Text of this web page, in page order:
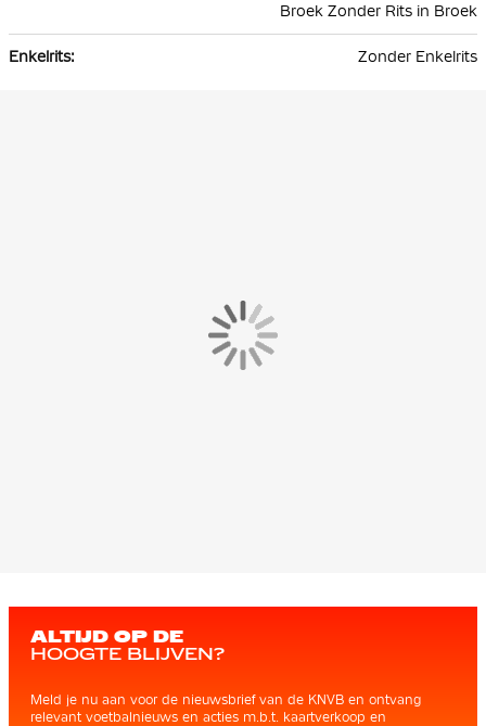
Broek Zonder Rits in Broek
Zonder Enkelrits
ALTIJD OP DE
HOOGTE BLIJVEN?
Meld je nu aan voor de nieuwsbrief van de KNVB en ontvang
relevant voetbalnieuws en acties m.b.t. kaartverkoop en